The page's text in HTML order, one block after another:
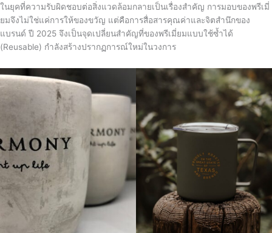
ในยุคที่ความรับผิดชอบต่อสิ่งแวดล้อมกลายเป็นเรื่องสำคัญ การมอบของพรีเมี่
ยมจึงไม่ใช่แค่การให้ของขวัญ แต่คือการสื่อสารคุณค่าและจิตสำนึกของ
แบรนด์ ปี 2025 จึงเป็นจุดเปลี่ยนสำคัญที่ของพรีเมี่ยมแบบใช้ซ้ำได้
(Reusable) กำลังสร้างปรากฏการณ์ใหม่ในวงการ